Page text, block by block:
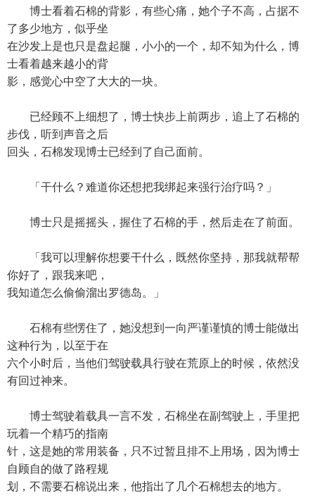
博士看着石棉的背影，有些心痛，她个子不高，占据不
了多少地方，似乎坐
在沙发上是也只是盘起腿，小小的一个，却不知为什么，博
士看着越来越小的背
影，感觉心中空了大大的一块。
已经顾不上细想了，博士快步上前两步，追上了石棉的
步伐，听到声音之后
回头，石棉发现博士已经到了自己面前。
「干什么？难道你还想把我绑起来强行治疗吗？」
博士只是摇摇头，握住了石棉的手，然后走在了前面。
「我可以理解你想要干什么，既然你坚持，那我就帮帮
你好了，跟我来吧，
我知道怎么偷偷溜出罗德岛。」
石棉有些愣住了，她没想到一向严谨谨慎的博士能做出
这种行为，以至于在
六个小时后，当他们驾驶载具行驶在荒原上的时候，依然没
有回过神来。
博士驾驶着载具一言不发，石棉坐在副驾驶上，手里把
玩着一个精巧的指南
针，这是她的常用装备，只不过暂且排不上用场，因为博士
自顾自的做了路程规
划，不需要石棉说出来，他指出了几个石棉想去的地方。